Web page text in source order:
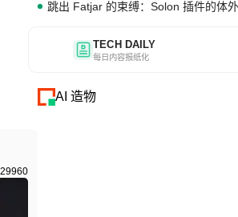
跳出 Fatjar 的束缚：Solon 插件的体
TECH DAILY
每日内容报纸化
AI 造物